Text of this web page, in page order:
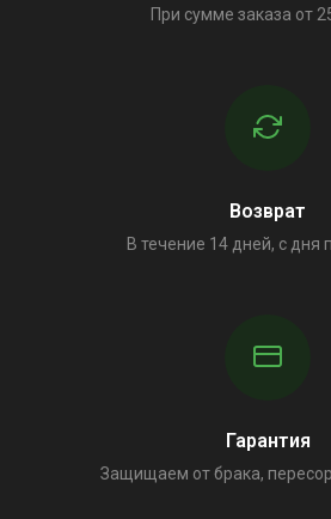
При сумме заказа от
Возврат
В течение 14 дней, с дня
Гарантия
Защищаем от брака,